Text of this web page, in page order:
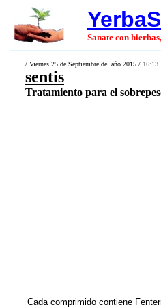
Sanate con
/ Viernes 25 de Septiembre del año 2015 / 16:13
sentis
Tratamiento para el
Cada comprimido contiene